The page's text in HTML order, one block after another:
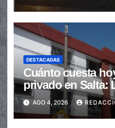
DESTACADAS
Cuánto cuesta
privado en Salta:
de $110.000 a
AGO 4, 2026